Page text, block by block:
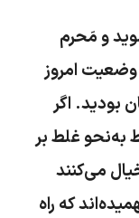
و مَحرم
وضعیت امروز
بودید. اگر
به‌نحو غلط بر
مى‌کنند
که راه